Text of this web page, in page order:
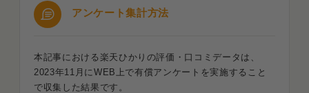
月額料金の評判 一般的な光回線より安い
楽天ひかりは工事費無料のキャンペーンがな
い
アンケート集計方法
本記事における楽天ひかりの評価・口コミデータは、
2023年11月にWEB上で有償アンケートを実施すること
で収集した結果です。